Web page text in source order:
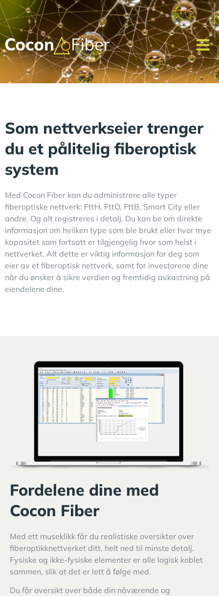
Som nettverkseier trenger
du et pålitelig fiberoptisk
system
Med Cocon Fiber kan du administrere alle typer
fiberoptiske nettverk: FttH, FttO, FttB, Smart City eller
andre. Og alt registreres i detalj. Du kan be om direkte
informasjon om hvilken type som ble brukt eller hvor mye
kapasitet som fortsatt er tilgjengelig hvor som helst i
nettverket. Alt dette er viktig informasjon for deg som
eier av et fiberoptisk nettverk, samt for investorene dine
når du ønsker å sikre verdien og fremtidig avkastning på
eiendelene dine.
Fordelene dine med
Cocon Fiber
Med ett museklikk får du realistiske oversikter over
fiberoptikknettverket ditt, helt ned til minste detalj.
Fysiske og ikke-fysiske elementer er alle logisk koblet
sammen, slik at det er lett å følge med.
Du får oversikt over både din nåværende og